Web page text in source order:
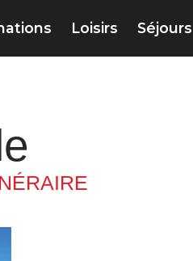
Loisirs Séjours